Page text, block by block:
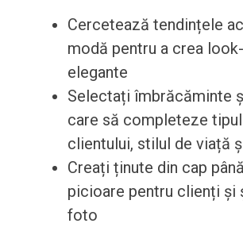
Cercetează tendințele
modă pentru a crea
elegante
Selectați îmbrăcăminte
care să completeze
clientului, stilul de viață
Creați ținute din cap
picioare pentru clienți și
foto